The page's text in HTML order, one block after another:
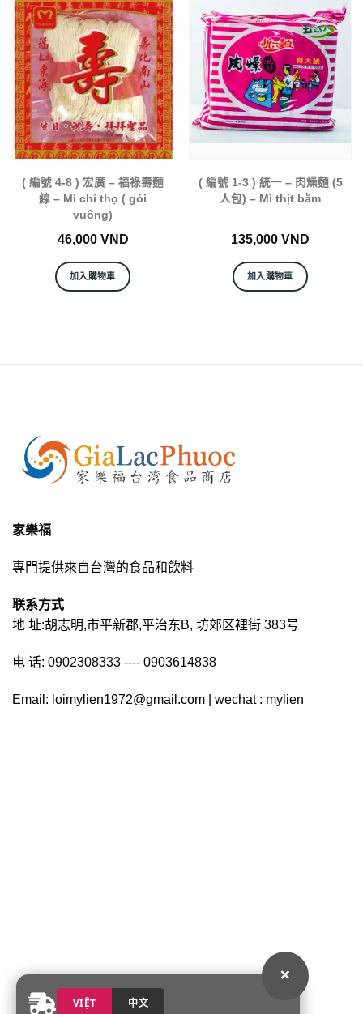
×
VIỆT 中文
( 編號 4-8 ) 宏廣 – 福祿壽麵
線 – Mì chỉ thọ ( gói
vuông)
46,000 VND
加入購物車
( 編號 1-3 ) 統一 – 肉燥麵 (5
人包) – Mì thịt bằm
135,000 VND
加入購物車
家樂福
專門提供來自台灣的食品和飲料
联系方式
地 址:胡志明,市平新郡,平治东B, 坊郊区裡街 383号
电 话: 0902308333 ---- 0903614838
Email: loimylien1972@gmail.com | wechat : mylien